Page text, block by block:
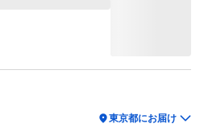
location_on東京都にお届け